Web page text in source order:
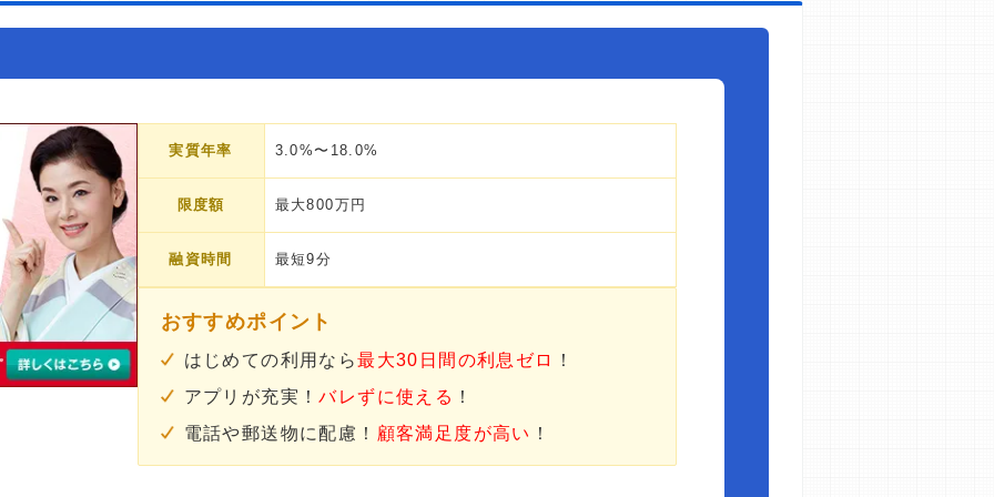
実質年率 3.0%〜18.0%
限度額 最大800万円
融資時間 最短9分
おすすめポイント
はじめての利用なら最大30日間の利息ゼロ
！
アプリが充実！バレずに使える ！
電話や郵送物に配慮！ 顧客満足度が高い ！